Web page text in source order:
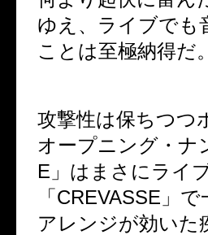
ゆえ、ライブでも
ことは至極納得だ。
攻撃性は保ちつつ
オープニング・ナ
E 」はまさにライ
「 CREVASSE 」
アレンジが効いた